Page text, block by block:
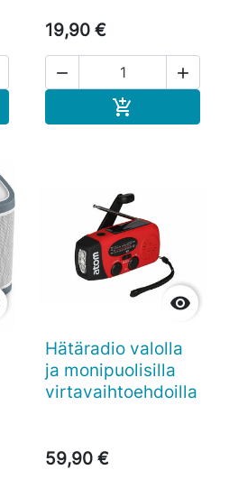
19,90 €
 


Hätäradio valolla
ja monipuolisilla
virtavaihtoehdoilla
59,90 €